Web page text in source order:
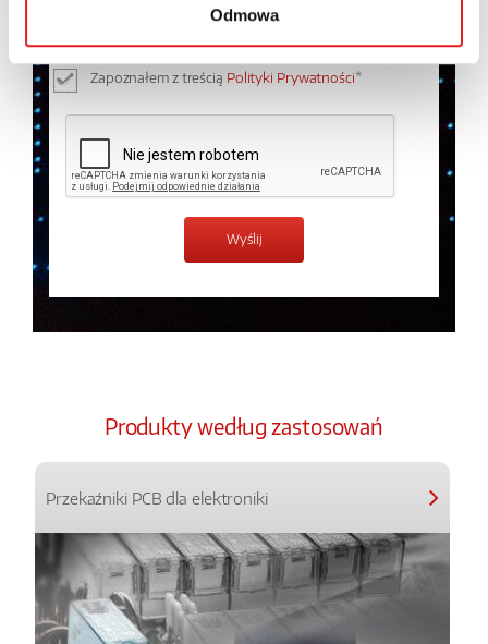
Odmowa
temat przetwarzania danych osobowych w
Zapoznałem z treścią Polityki Prywatności*
Produkty według zastosowań
Przekaźniki PCB dla elektroniki